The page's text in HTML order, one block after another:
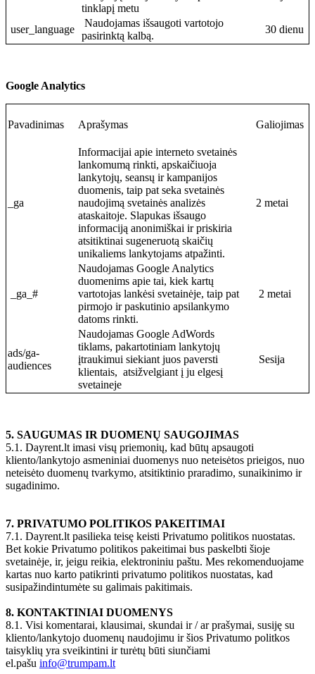
tinklapį metu
user_language
Naudojamas išsaugoti vartotojo
pasirinktą kalbą.
30 dienu
Google Analytics
Pavadinimas Aprašymas Galiojimas
_ga
Informacijai apie interneto svetainės
lankomumą rinkti, apskaičiuoja
lankytojų, seansų ir kampanijos
duomenis, taip pat seka svetainės
naudojimą svetainės analizės
ataskaitoje. Slapukas išsaugo
informaciją anonimiškai ir priskiria
atsitiktinai sugeneruotą skaičių
unikaliems lankytojams atpažinti.
2 metai
_ga_#
Naudojamas Google Analytics
duomenims apie tai, kiek kartų
vartotojas lankėsi svetainėje, taip pat
pirmojo ir paskutinio apsilankymo
datoms rinkti.
2 metai
ads/ga-
audiences
Naudojamas Google AdWords
tiklams, pakartotiniam lankytojų
įtraukimui siekiant juos paversti
klientais, atsižvelgiant į ju elgesį
svetaineje
Sesija
5. SAUGUMAS IR DUOMENŲ SAUGOJIMAS
5.1. Dayrent.lt imasi visų priemonių, kad būtų apsaugoti
kliento/lankytojo asmeniniai duomenys nuo neteisėtos prieigos, nuo
neteisėto duomenų tvarkymo, atsitiktinio praradimo, sunaikinimo ir
sugadinimo.
7. PRIVATUMO POLITIKOS PAKEITIMAI
7.1. Dayrent.lt pasilieka teisę keisti Privatumo politikos nuostatas.
Bet kokie Privatumo politikos pakeitimai bus paskelbti šioje
svetainėje, ir, jeigu reikia, elektroniniu paštu. Mes rekomenduojame
kartas nuo karto patikrinti privatumo politikos nuostatas, kad
susipažindintumėte su galimais pakitimais.
8. KONTAKTINIAI DUOMENYS
8.1. Visi komentarai, klausimai, skundai ir / ar prašymai, susiję su
kliento/lankytojo duomenų naudojimu ir šios Privatumo politkos
taisyklių yra sveikintini ir turėtų būti siunčiami
el.pašu info@trumpam.lt